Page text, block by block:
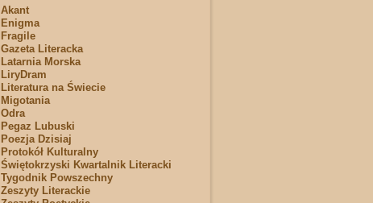
Akant
Enigma
Fragile
Gazeta Literacka
Latarnia Morska
LiryDram
Literatura na Świecie
Migotania
Odra
Pegaz Lubuski
Poezja Dzisiaj
Protokół Kulturalny
Świętokrzyski Kwartalnik Literacki
Tygodnik Powszechny
Zeszyty Literackie